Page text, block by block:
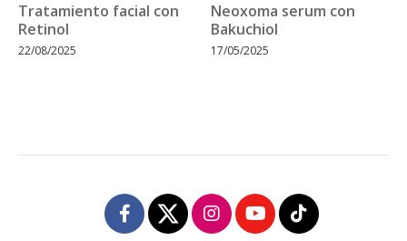
Tratamiento facial con
Retinol
22/08/2025
Neoxoma serum con
Bakuchiol
17/05/2025